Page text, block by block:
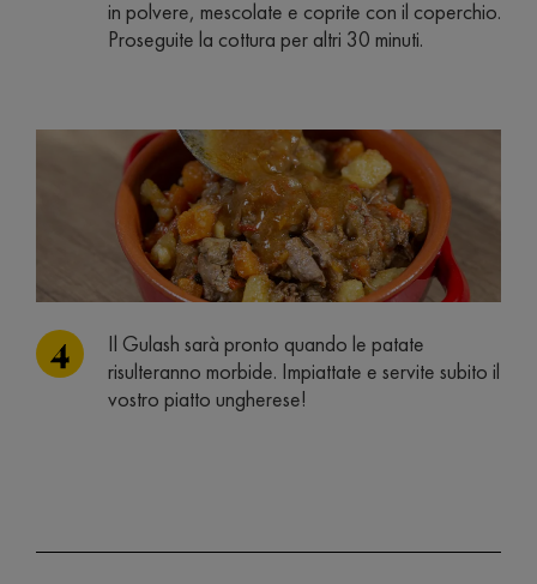
in polvere, mescolate e coprite con il coperchio.
Proseguite la cottura per altri 30 minuti.
Il Gulash sarà pronto quando le patate
risulteranno morbide. Impiattate e servite subito il
vostro piatto ungherese!